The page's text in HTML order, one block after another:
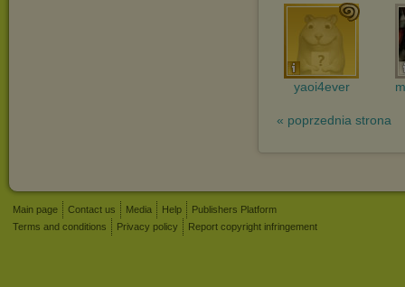
yaoi4ever
« poprzednia strona
Main page Contact us Media Help
Publishers Platform
Terms and conditions
Privacy policy Report copyright infringement